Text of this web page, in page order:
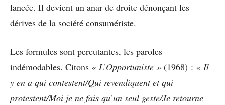
lancée. Il devient un anar de droite dénonçant les
dérives de la société consumériste.
Les formules sont percutantes, les paroles
indémodables. Citons « L’Opportuniste » (1968) : « Il
y en a qui contestent/Qui revendiquent et qui
protestent/Moi je ne fais qu’un seul geste/Je retourne